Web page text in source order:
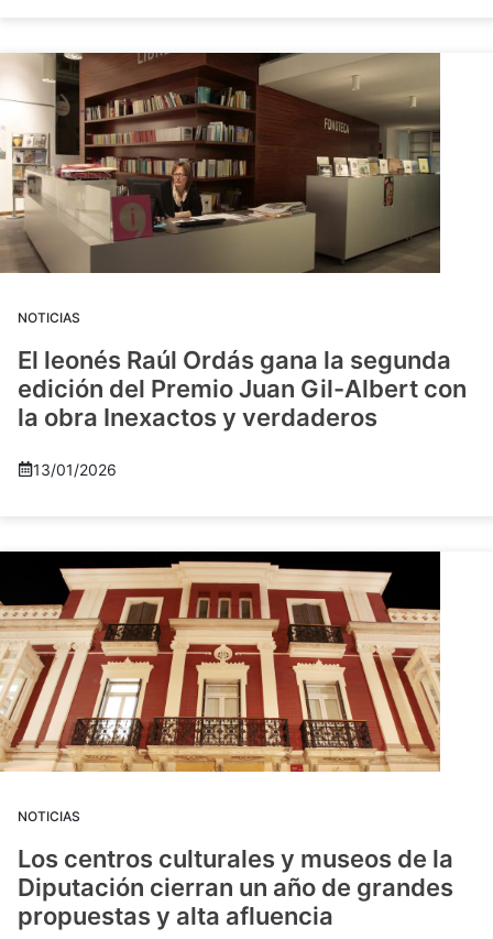
NOTICIAS
El leonés Raúl Ordás gana la segunda
edición del Premio Juan Gil-Albert con
la obra Inexactos y verdaderos
13/01/2026
NOTICIAS
Los centros culturales y museos de la
Diputación cierran un año de grandes
propuestas y alta afluencia